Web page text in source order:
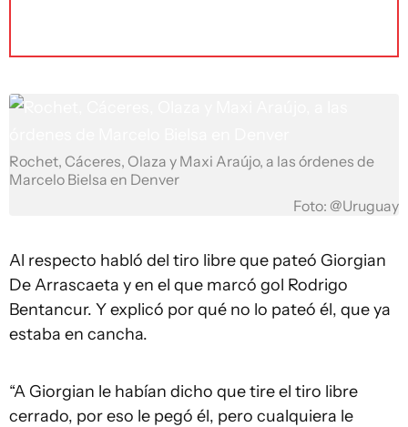
Rochet, Cáceres, Olaza y Maxi Araújo, a las órdenes de
Marcelo Bielsa en Denver
Foto: @Uruguay
Al respecto habló del tiro libre que pateó Giorgian
De Arrascaeta y en el que marcó gol Rodrigo
Bentancur. Y explicó por qué no lo pateó él, que ya
estaba en cancha.
“A Giorgian le habían dicho que tire el tiro libre
cerrado, por eso le pegó él, pero cualquiera le